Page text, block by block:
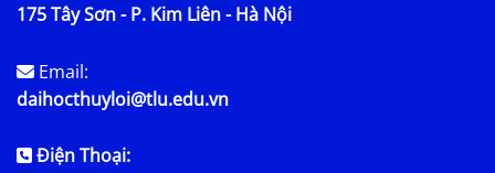
175 Tây Sơn - P. Kim Liên - Hà Nội
Email:
daihocthuyloi@tlu.edu.vn
Điện Thoại: